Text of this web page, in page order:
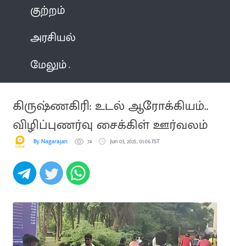
குற்றம்
அரசியல்
மேலும்
கிருஷ்ணகிரி: உடல் ஆரோக்கியம்..
விழிப்புணர்வு சைக்கிள் ஊர்வலம்
By Nagarajan 74 Jun 03, 2025, 01:06 IST